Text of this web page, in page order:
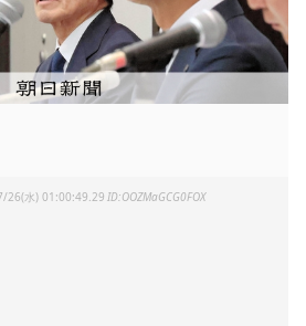
26(水) 01:00:49.29 OOZMaGCG0FOX